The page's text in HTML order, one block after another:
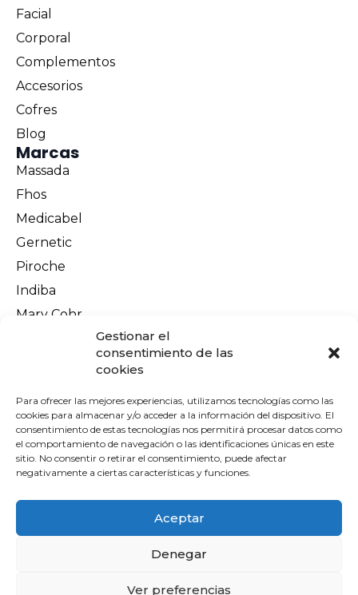
Gestionar el
consentimiento de las
cookies
Para ofrecer las mejores experiencias, utilizamos tecnologías como las
cookies para almacenar y/o acceder a la información del dispositivo. El
consentimiento de estas tecnologías nos permitirá procesar datos como
el comportamiento de navegación o las identificaciones únicas en este
sitio. No consentir o retirar el consentimiento, puede afectar
negativamente a ciertas características y funciones.
Aceptar
Denegar
Ver preferencias
Facial
Corporal
Complementos
Accesorios
Cofres
Blog
Marcas
Massada
Fhos
Medicabel
Gernetic
Piroche
Indiba
Mary Cohr
Información legal
Política de privacidad
Política de cookies
Terminos y condiciones
Envíos y devoluciones
Pago seguro